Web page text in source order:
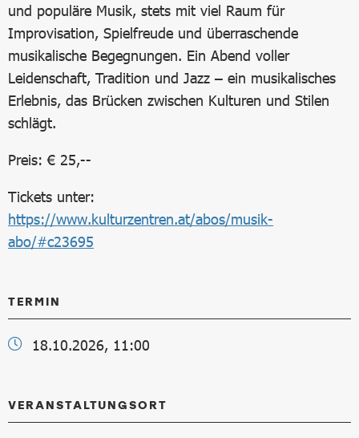
und populäre Musik, stets mit viel Raum für
Improvisation, Spielfreude und überraschende
musikalische Begegnungen. Ein Abend voller
Leidenschaft, Tradition und Jazz – ein musikalisches
Erlebnis, das Brücken zwischen Kulturen und Stilen
schlägt.
Preis: € 25,--
Tickets unter:
https://www.kulturzentren.at/abos/musik-
abo/#c23695
TERMIN
18.10.2026, 11:00
VERANSTALTUNGSORT